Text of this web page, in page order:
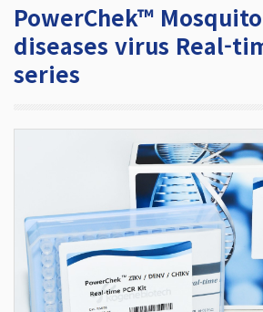
PowerChek™
diseases virus Real-
series